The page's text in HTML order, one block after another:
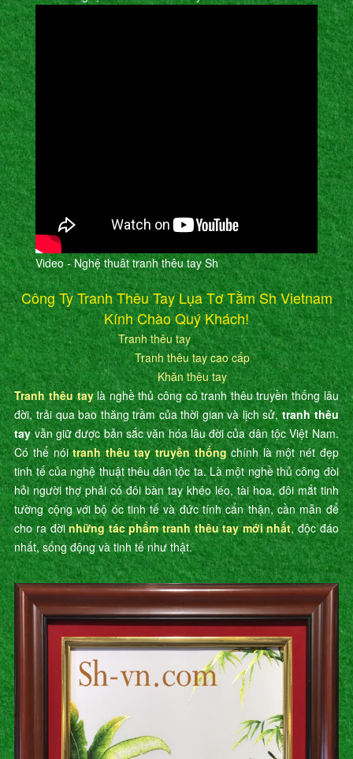
Video - Nghệ thuât tranh thêu tay Sh
Công Ty Tranh Thêu Tay Lụa Tơ Tằm Sh Vietnam
Kính Chào Quý Khách!
Tranh thêu tay
Tranh thêu tay cao cấp
Khăn thêu tay
Tranh thêu taylà nghề thủ công có tranh thêu truyền thống lâu
đời, trải qua bao thăng trầm của thời gian và lịch sử,tranh thêu
tayvẫn giữ được bản sắc văn hóa lâu đời của dân tộc Việt Nam.
Có thể nóitranh thêu tay truyền thốngchính là một nét đẹp
tinh tế của nghệ thuật thêu dân tộc ta. Là một nghề thủ công đòi
hỏi người thợ phải có đôi bàn tay khéo léo, tài hoa, đôi mắt tinh
tường cộng với bộ óc tinh tế và đức tính cẩn thận, cần mẫn để
cho ra đờinhững tác phẩm tranh thêu tay mới nhất, độc đáo
nhất, sống động và tinh tế như thật.